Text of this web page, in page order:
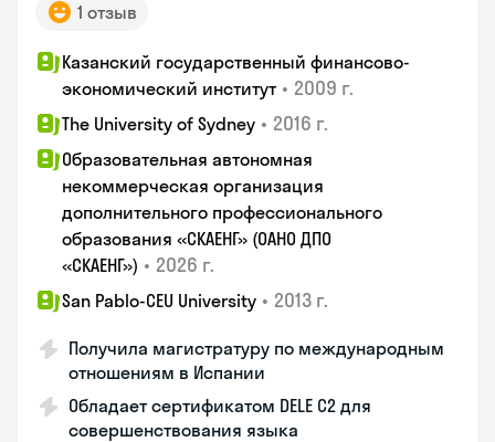
1 отзыв
Казанский государственный финансово-
экономический институт • 2009 г.
The University of Sydney • 2016 г.
Образовательная автономная
некоммерческая организация
дополнительного профессионального
образования «СКАЕНГ» (ОАНО ДПО
«СКАЕНГ») • 2026 г.
San Pablo-CEU University • 2013 г.
Получила магистратуру по международным
отношениям в Испании
Обладает сертификатом DELE C2 для
совершенствования языка